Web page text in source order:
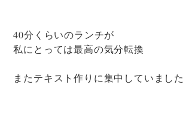
40分くらいのランチが
私にとっては最高の気分転換
またテキスト作りに集中していました